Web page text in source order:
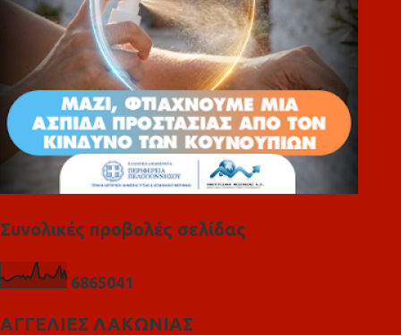
Συνολικές προβολές σελίδας
6865041
ΑΓΓΕΛΙΕΣ ΛΑΚΩΝΙΑΣ